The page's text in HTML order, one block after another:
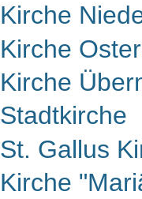
Kirche
Kirche
Kirche
Stadtkirche
St. Gallus
Kirche